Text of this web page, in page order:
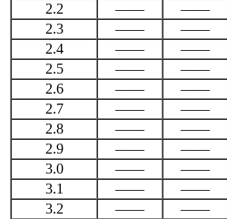
2.2
—— ——
2.3
—— ——
2.4
—— ——
2.5
—— ——
2.6
—— ——
2.7
—— ——
2.8
—— ——
2.9
—— ——
3.0
—— ——
3.1
—— ——
3.2
—— ——